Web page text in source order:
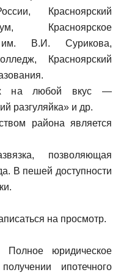
Красноярский
Красноярское
им. В.И. Сурикова,
Красноярский
на любой вкус —
разгуляйка» и др.
района является
позволяющая
В пешей доступности
на просмотр.
Полное юридическое
ипотечного